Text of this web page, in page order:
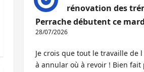
rénovation des
Perrache débutent ce
28/07/2026
Je crois que tout le travaille de
à annular où à revoir ! Bien fait